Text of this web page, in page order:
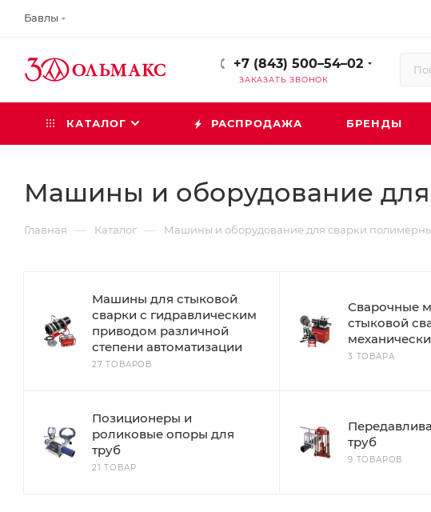
Бавлы
+7 (843) 500–54–02
ЗАКАЗАТЬ ЗВОНОК
КАТАЛОГ РАСПРОДАЖА БРЕНДЫ
Машины и оборудование
Главная — Каталог — Машины и оборудование для сварки
Машины для стыковой
сварки с гидравлическим
приводом различной
степени автоматизации
27 ТОВАРОВ
Сварочные
стыковой
3 ТОВАРА
Позиционеры и
роликовые опоры для
труб
21 ТОВАР
труб
9 ТОВАРОВ